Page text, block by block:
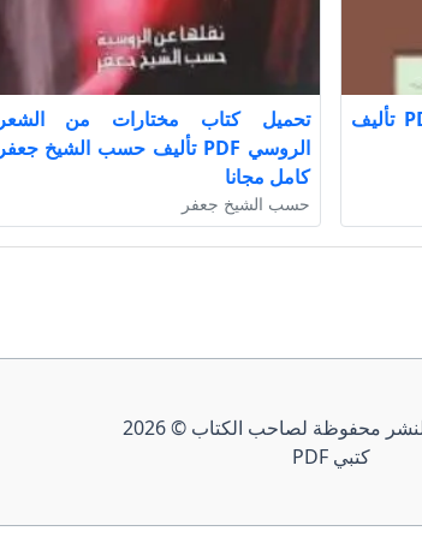
تحميل كتاب أكاذيب سمكة PDF تأليف
تحميل كتاب مختارات من الشعر
الروسي PDF تأليف حسب الشيخ جعفر
كامل مجانا
حسب الشيخ جعفر
حقوق الطبع والنشر محفوظة لصاحب الكتاب © 2026
كتبي PDF